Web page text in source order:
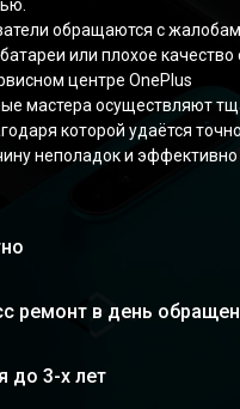
обращаются с
или плохое качество
центре OnePlus
мастера осуществляют
которой удаётся точно
неполадок и эффективно
ремонт в день
до 3-х лет